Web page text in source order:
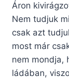
Áron
Nem tudjuk
csak azt
most már
nem mondja,
ládában,